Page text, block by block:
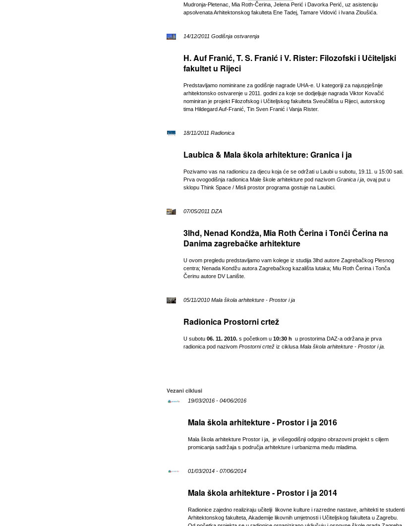
Mudronja-Pletenac, Mia Roth-Čerina, Jelena Perić i Davorka Perić, uz asistenciju
apsolvenata Arhitektonskog fakulteta Ene Tadej, Tamare Vidović i Ivana Zloušića.
14/12/2011 Godišnja ostvarenja
H. Auf Franić, T. S. Franić i V. Rister: Filozofski i Učiteljski
fakultet u Rijeci
Predstavljamo nominirane za godišnje nagrade UHA-e. U kategoriji za najuspješnije
arhitektonsko ostvarenje u 2011. godini za koje se dodjeljuje nagrada Viktor Kovačić
nominiran je projekt Filozofskog i Učiteljskog fakulteta Sveučilišta u Rijeci, autorskog
tima Hildegard Auf-Franić, Tin Sven Franić i Vanja Rister.
18/11/2011 Radionica
Laubica & Mala škola arhitekture: Granica i ja
Pozivamo vas na radionicu za djecu koja će se održati u Laubi u subotu, 19.11. u 15:00 sati.
Prva ovogodišnja radionica Male škole arhitekture pod nazivom Granica i ja , ovaj put u
sklopu Think Space / Misli prostor programa gostuje na Laubici.
07/05/2011 DZA
3lhd, Nenad Kondža, Mia Roth Čerina i Tonči Čerina na
Danima zagrebačke arhitekture
U ovom pregledu predstavljamo vam kolege iz studija 3lhd autore Zagrebačkog Plesnog
centra; Nenada Kondžu autora Zagrebačkog kazališta lutaka; Miu Roth Čerina i Tonča
Čerinu autore DV Lanište.
05/11/2010 Mala škola arhitekture - Prostor i ja
Radionica Prostorni crtež
U subotu 06. 11. 2010. s početkom u 10:30 h u prostorima DAZ-a održana je prva
radionica pod nazivom Prostorni crtež iz ciklusa Mala škola arhitekture - Prostor i ja.
Vezani ciklusi
19/03/2016 - 04/06/2016
Mala škola arhitekture - Prostor i ja 2016
Mala škola arhitekture Prostor i ja, je višegodišnji odgojno obrazovni projekt s ciljem
promicanja sadržaja s područja arhitekture i urbanizma među mladima.
01/03/2014 - 07/06/2014
Mala škola arhitekture - Prostor i ja 2014
Radionice zajedno realiziraju učitelji likovne kulture i razredne nastave, arhitekti te studenti
Arhitektonskog fakulteta, Akademije likovnih umjetnosti i Učiteljskog fakulteta u Zagrebu.